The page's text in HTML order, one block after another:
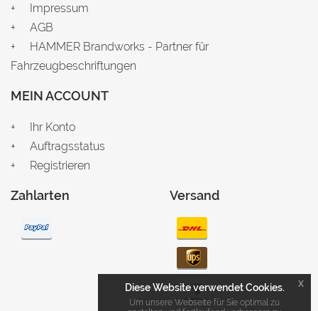
Impressum
AGB
HAMMER Brandworks - Partner für
Fahrzeugbeschriftungen
MEIN ACCOUNT
Ihr Konto
Auftragsstatus
Registrieren
Zahlarten Versand
Diese Website verwendet Cookies.
Um unsere Webseite für Sie optimal zu
x